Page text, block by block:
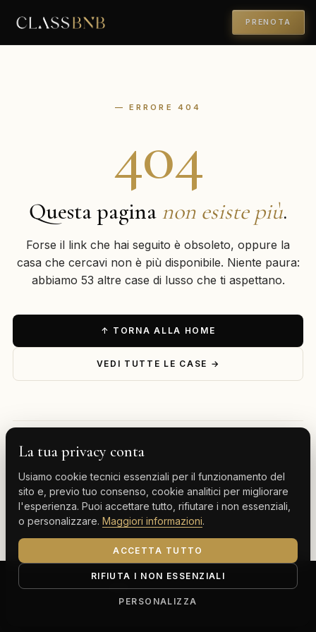
PRENOTA
— ERRORE 404
404
Questa pagina non esiste più.
Forse il link che hai seguito è obsoleto, oppure la
casa che cercavi non è più disponibile. Niente paura:
abbiamo 53 altre case di lusso che ti aspettano.
↑ TORNA ALLA HOME
VEDI TUTTE LE CASE →
— ESPLORA PER DESTINAZIONE
Milano Cervinia Tenerife Gran Canaria
Monte Carlo
Corso Buenos Aires 64, 20124 Milano (MI)
La tua privacy conta
Usiamo cookie tecnici essenziali per il funzionamento del
sito e, previo tuo consenso, cookie analitici per migliorare
l'esperienza. Puoi accettare tutto, rifiutare i non essenziali,
o personalizzare. Maggiori informazioni.
ACCETTA TUTTO
RIFIUTA I NON ESSENZIALI
PERSONALIZZA